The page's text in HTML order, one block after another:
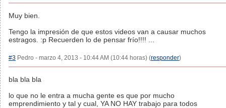
Muy bien.
Tengo la impresión de que estos videos van a causar muchos
estragos. :p Recuerden lo de pensar frío!!!! ...
#3 Pedro - marzo 4, 2013 - 10:44 AM (10:44 horas) (responder)
bla bla bla
lo que no le entra a mucha gente es que por mucho
emprendimiento y tal y cual, YA NO HAY trabajo para todos